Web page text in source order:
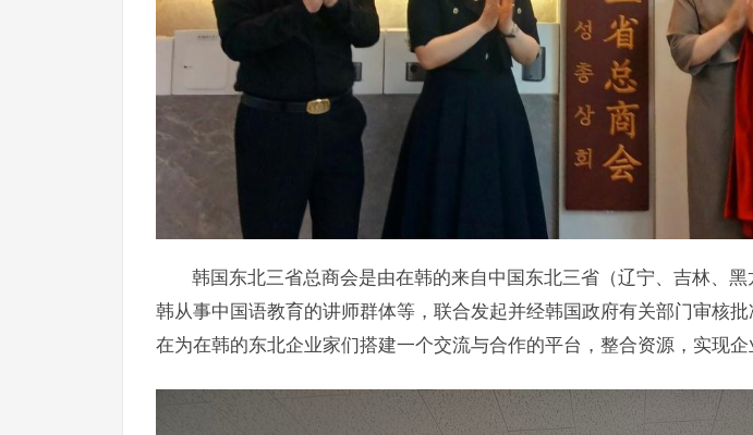
韩国东北三省总商会是由在韩的来自中国东北三省（辽宁、吉林、
韩从事中国语教育的讲师群体等，联合发起并经韩国政府有关部门审核
在为在韩的东北企业家们搭建一个交流与合作的平台，整合资源，实现企